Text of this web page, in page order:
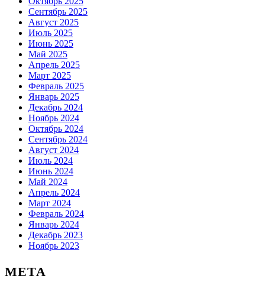
Сентябрь 2025
Август 2025
Июль 2025
Июнь 2025
Май 2025
Апрель 2025
Март 2025
Февраль 2025
Январь 2025
Декабрь 2024
Ноябрь 2024
Октябрь 2024
Сентябрь 2024
Август 2024
Июль 2024
Июнь 2024
Май 2024
Апрель 2024
Март 2024
Февраль 2024
Январь 2024
Декабрь 2023
Ноябрь 2023
МЕТА